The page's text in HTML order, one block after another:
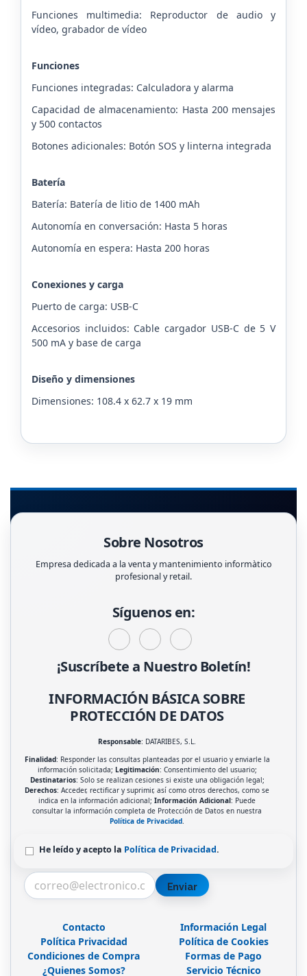
Funciones multimedia: Reproductor de audio y
vídeo, grabador de vídeo
Funciones
Funciones integradas: Calculadora y alarma
Capacidad de almacenamiento: Hasta 200 mensajes
y 500 contactos
Botones adicionales: Botón SOS y linterna integrada
Batería
Batería: Batería de litio de 1400 mAh
Autonomía en conversación: Hasta 5 horas
Autonomía en espera: Hasta 200 horas
Conexiones y carga
Puerto de carga: USB-C
Accesorios incluidos: Cable cargador USB-C de 5 V
500 mA y base de carga
Diseño y dimensiones
Dimensiones: 108.4 x 62.7 x 19 mm
Sobre Nosotros
Empresa dedicada a la venta y mantenimiento informàtico
profesional y retail.
Síguenos en:
¡Suscríbete a Nuestro Boletín!
INFORMACIÓN BÁSICA SOBRE
PROTECCIÓN DE DATOS
Responsable: DATARIBES, S.L.
Finalidad: Responder las consultas planteadas por el usuario y enviarle la
información solicitada; Legitimación: Consentimiento del usuario;
Destinatarios: Solo se realizan cesiones si existe una obligación legal;
Derechos: Acceder, rectificar y suprimir, así como otros derechos, como se
indica en la información adicional;Información Adicional: Puede
consultar la información completa de Protección de Datos en nuestra
Política de Privacidad
He leído y acepto la Política de Privacidad.
Enviar
Contacto
Información Legal
Política Privacidad
Política de Cookies
Condiciones de Compra
Formas de Pago
¿Quienes Somos?
Servicio Técnico